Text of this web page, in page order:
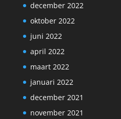
december 2022
oktober 2022
juni 2022
april 2022
maart 2022
januari 2022
december 2021
november 2021